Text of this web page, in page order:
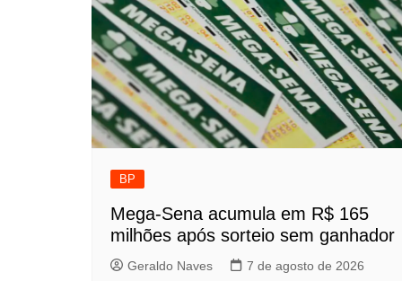
BP
Mega-Sena acumula em R$ 165
milhões após sorteio sem ganhador
Geraldo Naves 7 de agosto de 2026